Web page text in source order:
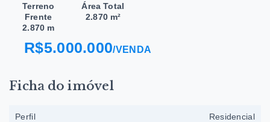
Terreno
Frente
2.870 m
Área Total
2.870 m²
R$5.000.000/VENDA
Ficha do imóvel
Perfil Residencial